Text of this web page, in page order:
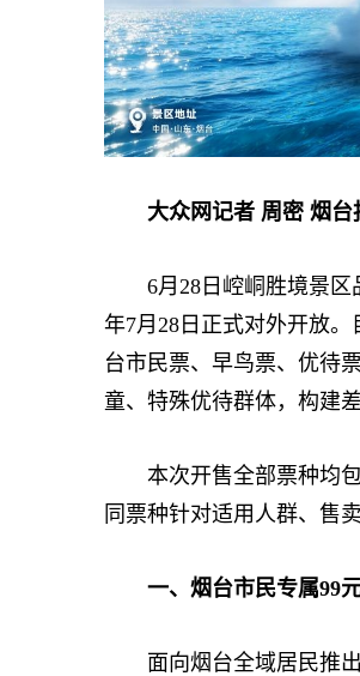
大众网记者 周密 烟台
6月28日崆峒胜境景区
年7月28日正式对外开放
台市民票、早鸟票、优待
童、特殊优待群体，构建
本次开售全部票种均包
同票种针对适用人群、售
一、烟台市民专属99
面向烟台全域居民推出